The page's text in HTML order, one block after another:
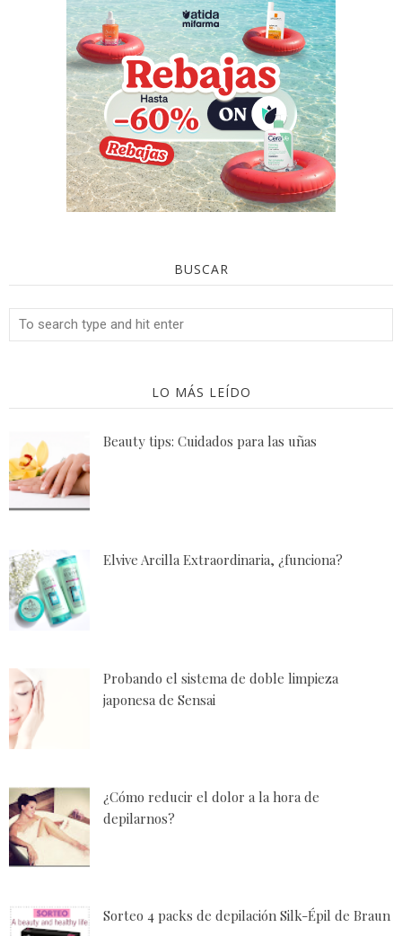
BUSCAR
LO MÁS LEÍDO
Beauty tips: Cuidados para las uñas
Elvive Arcilla Extraordinaria, ¿funciona?
Probando el sistema de doble limpieza
japonesa de Sensai
¿Cómo reducir el dolor a la hora de
depilarnos?
Sorteo 4 packs de depilación Silk-Épil de Braun